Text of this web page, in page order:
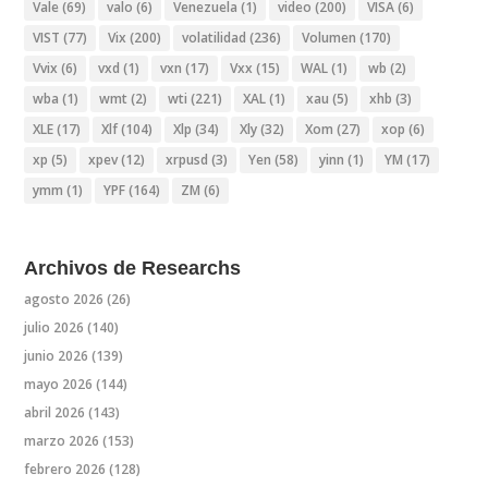
Vale (69) valo (6) Venezuela (1) video (200) VISA(6)
VIST (77) Vix (200) volatilidad (236) Volumen (170)
Vvix (6) vxd (1) vxn (17) Vxx (15) WAL(1) wb (2)
wba (1) wmt (2) wti (221) XAL(1) xau (5) xhb (3)
XLE(17) Xlf(104) Xlp (34) Xly(32) Xom (27) xop (6)
xp (5) xpev(12) xrpusd (3) Yen (58) yinn (1) YM (17)
ymm (1) YPF(164) ZM (6)
Archivos de Researchs
agosto 2026 (26)
julio 2026 (140)
junio 2026 (139)
mayo 2026 (144)
abril 2026 (143)
marzo 2026 (153)
febrero 2026 (128)